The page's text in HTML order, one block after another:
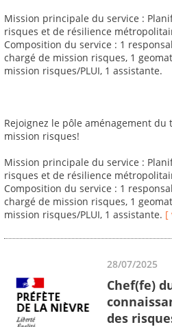
Mission principale du service :
risques et de résilience
Composition du service : 1
chargé de mission risques, 1
mission risques/PLUI, 1 assistante.
Rejoignez le pôle aménagement
mission risques!
Mission principale du service :
risques et de résilience
Composition du service : 1
chargé de mission risques, 1
mission risques/PLUI, 1 assistante. [
28/07/2025
Chef(fe)
des